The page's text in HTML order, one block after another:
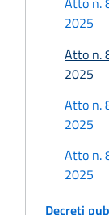
2025
Atto n.
2025
Atto n.
2025
Atto n.
2025
Decreti